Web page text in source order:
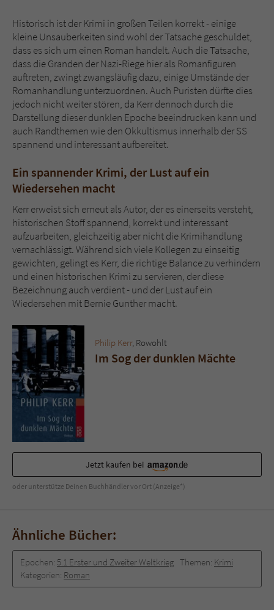
Historisch ist der Krimi in großen Teilen korrekt - einige
kleine Unsauberkeiten sind wohl der Tatsache geschuldet,
dass es sich um einen Roman handelt. Auch die Tatsache,
dass die Granden der Nazi-Riege hier als Romanfiguren
auftreten, zwingt zwangsläufig dazu, einige Umstände der
Romanhandlung unterzuordnen. Auch Puristen dürfte dies
jedoch nicht weiter stören, da Kerr dennoch durch die
Darstellung dieser dunklen Epoche beeindrucken kann und
auch Randthemen wie den Okkultismus innerhalb der SS
spannend und interessant aufbereitet.
Ein spannender Krimi, der Lust auf ein
Wiedersehen macht
Kerr erweist sich erneut als Autor, der es einerseits versteht,
historischen Stoff spannend, korrekt und interessant
aufzuarbeiten, gleichzeitig aber nicht die Krimihandlung
vernachlässigt. Während sich viele Kollegen zu einseitig
gewichten, gelingt es Kerr, die richtige Balance zu verhindern
und einen historischen Krimi zu servieren, der diese
Bezeichnung auch verdient - und der Lust auf ein
Wiedersehen mit Bernie Gunther macht.
Philip Kerr, Rowohlt
Im Sog der dunklen Mächte
Jetzt kaufen bei
oder unterstütze Deinen Buchhändler vor Ort (Anzeige*)
Ähnliche Bücher:
Epochen: 5.1 Erster und Zweiter Weltkrieg Themen: Krimi
Kategorien: Roman